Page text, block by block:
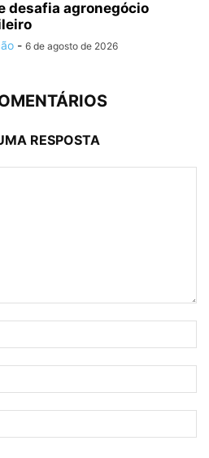
desafia agronegócio
- 6 de agosto de 2026
RESPOSTA